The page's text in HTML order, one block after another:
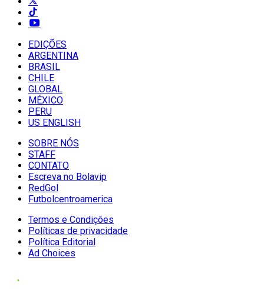
EDIÇÕES
ARGENTINA
BRASIL
CHILE
GLOBAL
MÉXICO
PERU
US ENGLISH
SOBRE NÓS
STAFF
CONTATO
Escreva no Bolavip
RedGol
Futbolcentroamerica
Termos e Condições
Políticas de privacidade
Política Editorial
Ad Choices